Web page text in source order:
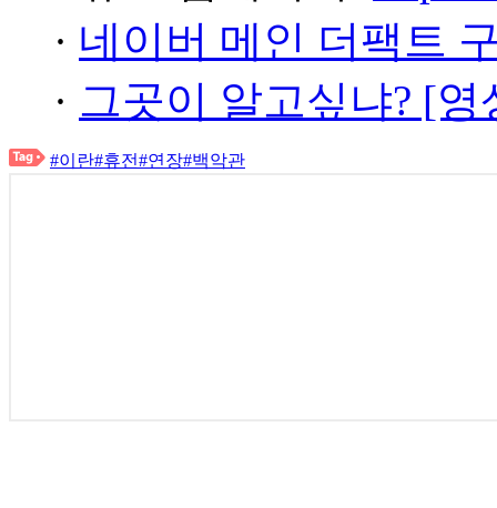
· 네이버 메인 더팩트
· 그곳이 알고싶냐? [
#이란#휴전#연장#백악관